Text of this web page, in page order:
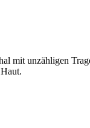
unzähligen